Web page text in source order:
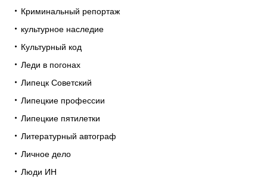
Криминальный репортаж
культурное наследие
Культурный код
Леди в погонах
Липецк Советский
Липецкие профессии
Липецкие пятилетки
Литературный автограф
Личное дело
Люди ИН